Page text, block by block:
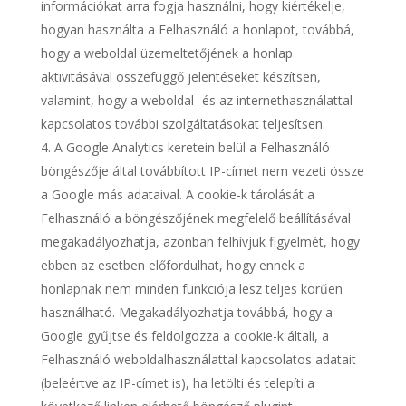
információkat arra fogja használni, hogy kiértékelje,
hogyan használta a Felhasználó a honlapot, továbbá,
hogy a weboldal üzemeltetőjének a honlap
aktivitásával összefüggő jelentéseket készítsen,
valamint, hogy a weboldal- és az internethasználattal
kapcsolatos további szolgáltatásokat teljesítsen.
A Google Analytics keretein belül a Felhasználó
böngészője által továbbított IP-címet nem vezeti össze
a Google más adataival. A cookie-k tárolását a
Felhasználó a böngészőjének megfelelő beállításával
megakadályozhatja, azonban felhívjuk figyelmét, hogy
ebben az esetben előfordulhat, hogy ennek a
honlapnak nem minden funkciója lesz teljes körűen
használható. Megakadályozhatja továbbá, hogy a
Google gyűjtse és feldolgozza a cookie-k általi, a
Felhasználó weboldalhasználattal kapcsolatos adatait
(beleértve az IP-címet is), ha letölti és telepíti a